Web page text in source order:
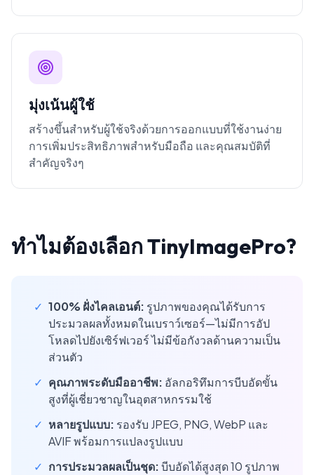
มุ่งเน้นผู้ใช้
สร้างขึ้นสำหรับผู้ใช้จริงด้วยการออกแบบที่ใช้งานง่าย
การเพิ่มประสิทธิภาพสำหรับมือถือ และคุณสมบัติที่
สำคัญจริงๆ
ทำไมต้องเลือก TinyImagePro?
✓ 100% ฝั่งไคลเอนต์: รูปภาพของคุณได้รับการ
ประมวลผลทั้งหมดในเบราว์เซอร์—ไม่มีการอัป
โหลดไปยังเซิร์ฟเวอร์ ไม่มีข้อกังวลด้านความเป็น
ส่วนตัว
✓ คุณภาพระดับมืออาชีพ: อัลกอริทึมการบีบอัดขั้น
สูงที่ผู้เชี่ยวชาญในอุตสาหกรรมใช้
✓ หลายรูปแบบ: รองรับ JPEG, PNG, WebP และ
AVIF พร้อมการแปลงรูปแบบ
✓ การประมวลผลเป็นชุด:บีบอัดได้สูงสุด 10 รูปภาพ